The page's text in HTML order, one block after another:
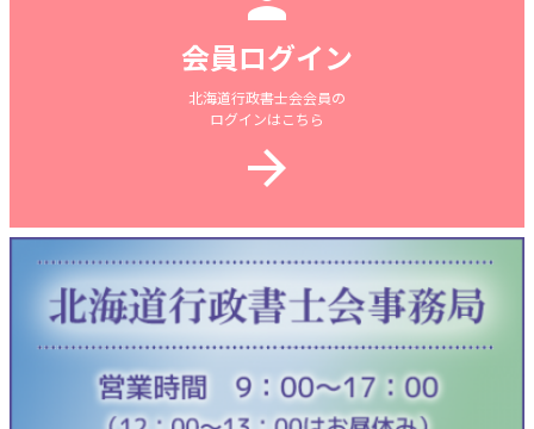
会員ログイン
北海道行政書士会会員の
ログインはこちら
